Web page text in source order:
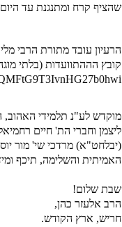
שהציף קרח ומתנגנת עד
הרעיון עובד מתורת הרבי
קובץ הההתוועדות (בלתי
מוקדש לע"נ תלמידי
ליצמן וחברי הת' חיים
(יבלחט"א) מרדכי שי' מור
האמיתית והשלימה, תיכף
שבת שלום!
הרב אלעזר כהן,
חריש, ארץ הקודש.